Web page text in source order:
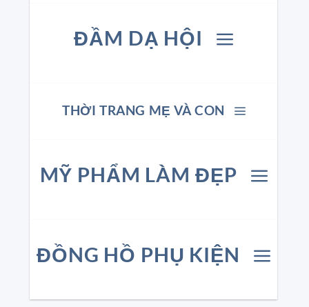
ĐẦM DẠ HỘI
THỜI TRANG MẸ VÀ CON
MỸ PHẨM LÀM ĐẸP
ĐỒNG HỒ PHỤ KIỆN